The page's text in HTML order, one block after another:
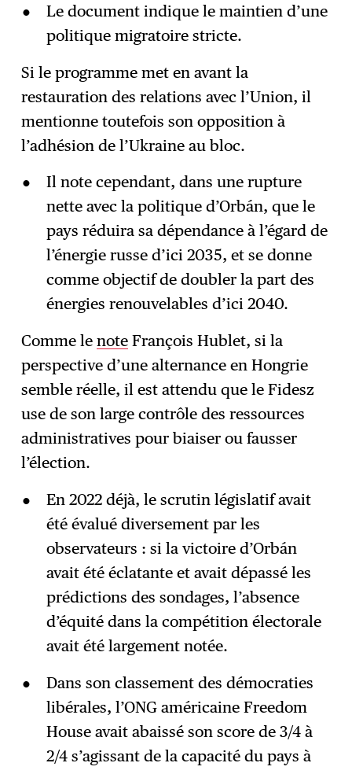
Le document indique le maintien d’une
politique migratoire stricte.
Si le programme met en avant la
restauration des relations avec l’Union, il
mentionne toutefois son opposition à
l’adhésion de l’Ukraine au bloc.
Il note cependant, dans une rupture
nette avec la politique d’Orbán, que le
pays réduira sa dépendance à l’égard de
l’énergie russe d’ici 2035, et se donne
comme objectif de doubler la part des
énergies renouvelables d’ici 2040.
Comme lenote François Hublet, si la
perspective d’une alternance en Hongrie
semble réelle, il est attendu que le Fidesz
use de son large contrôle des ressources
administratives pour biaiser ou fausser
l’élection.
En 2022 déjà, le scrutin législatif avait
été évalué diversement par les
observateurs : si la victoire d’Orbán
avait été éclatante et avait dépassé les
prédictions des sondages, l’absence
d’équité dans la compétition électorale
avait été largement notée.
Dans son classement des démocraties
libérales, l’ONG américaine Freedom
House avait abaissé son score de 3/4 à
2/4 s’agissant de la capacité du pays à